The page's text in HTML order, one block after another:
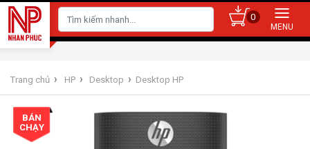
0
Trang chủ › HP › Desktop › Desktop HP
BÁN
CHẠY